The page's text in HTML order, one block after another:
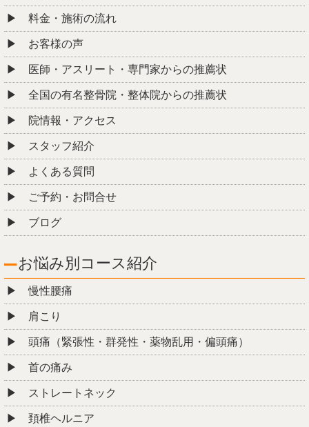
料金・施術の流れ
お客様の声
医師・アスリート・専門家からの推薦状
全国の有名整骨院・整体院からの推薦状
院情報・アクセス
スタッフ紹介
よくある質問
ご予約・お問合せ
ブログ
お悩み別コース紹介
慢性腰痛
肩こり
頭痛（緊張性・群発性・薬物乱用・偏頭痛）
首の痛み
ストレートネック
頚椎ヘルニア